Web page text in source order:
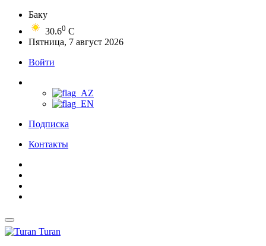
Баку
30.60 C
Пятница, 7 август 2026
Войти
Подписка
Контакты
Turan